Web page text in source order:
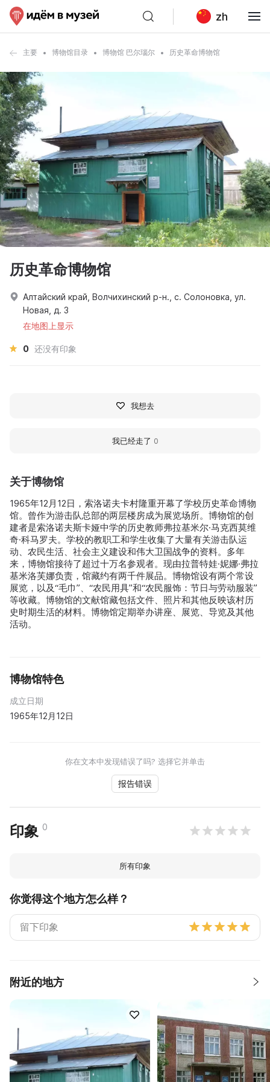
zh
主要 博物馆目录 博物馆 巴尔瑙尔 历史革命博物馆
关于博物馆
1965年12月12日，索洛诺夫卡村隆重开幕了学校历史革命博物
馆。曾作为游击队总部的两层楼房成为展览场所。博物馆的创
建者是索洛诺夫斯卡娅中学的历史教师弗拉基米尔·马克西莫维
奇·科马罗夫。学校的教职工和学生收集了大量有关游击队运
动、农民生活、社会主义建设和伟大卫国战争的资料。多年
来，博物馆接待了超过十万名参观者。现由拉普特娃·妮娜·弗拉
基米洛芙娜负责，馆藏约有两千件展品。博物馆设有两个常设
展览，以及“毛巾”、“农民用具”和“农民服饰：节日与劳动服装”
等收藏。博物馆的文献馆藏包括文件、照片和其他反映该村历
史时期生活的材料。博物馆定期举办讲座、展览、导览及其他
活动。
博物馆特色
成立日期
1965年12月12日
你在文本中发现错误了吗? 选择它并单击
报告错误
印象 0
所有印象
你觉得这个地方怎么样？
附近的地方
历史革命博物馆
Алтайский край, Волчихинский р-н., с. Солоновка, ул.
Новая, д. 3
在地图上显示
0 还没有印象
我想去
我已经走了 0